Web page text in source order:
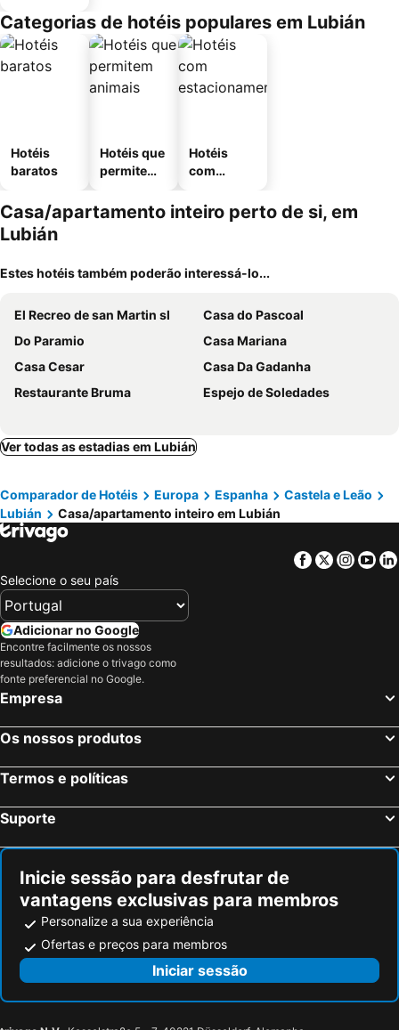
Categorias de hotéis populares em Lubián
Hotéis
baratos
Hotéis que
permitem
Hotéis
com
mento
Casa/apartamento inteiro perto de si, em
Lubián
Estes hotéis também poderão interessá-lo...
El Recreo de san Martin sl
Casa do Pascoal
Do Paramio
Casa Mariana
Casa Cesar
Casa Da Gadanha
Restaurante Bruma
Espejo de Soledades
Ver todas as estadias em Lubián
Comparador de Hotéis Europa Espanha
Castela e Leão
Lubián
Casa/apartamento inteiro em Lubián
Facebook
Twitter
Selecione o seu país
Adicionar no Google
Encontre facilmente os nossos
resultados: adicione o trivago como
fonte preferencial no Google.
Empresa
Os nossos produtos
Termos e políticas
Suporte
Inicie sessão para desfrutar de
vantagens exclusivas para membros
Personalize a sua experiência
Ofertas e preços para membros
Iniciar sessão